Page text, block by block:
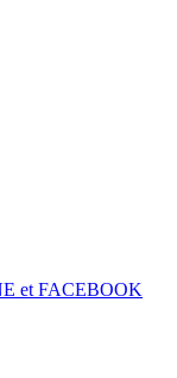
et FACEBOOK